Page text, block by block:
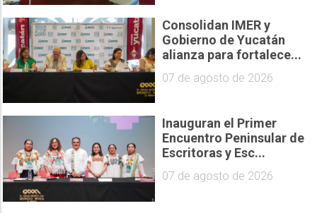
Consolidan IMER y
Gobierno de Yucatán
alianza para fortalece...
07 de agosto de 2026
Inauguran el Primer
Encuentro Peninsular de
Escritoras y Esc...
07 de agosto de 2026